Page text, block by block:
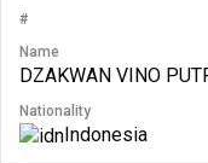
#
Name
DZAKWAN VINO
Nationality
Indonesia